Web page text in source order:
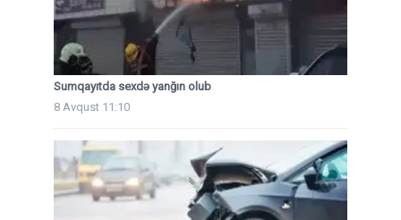
Sumqayıtda sexdə yanğın olub
8 Avqust 11:10